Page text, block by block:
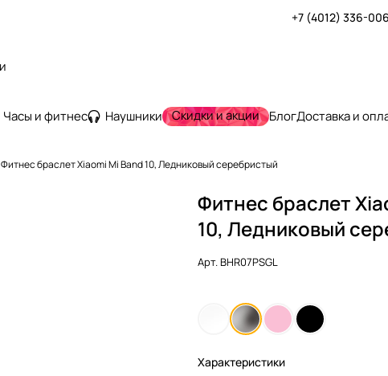
+7 (4012) 336-006
Часы и фитнес Наушники Скидки и акции БлогДоставка и
Фитнес браслет Xiaomi Mi Band 10, Ледниковый серебристый
Фитнес браслет
10, Ледниковый
Арт.BHR07PSGL
Характеристики